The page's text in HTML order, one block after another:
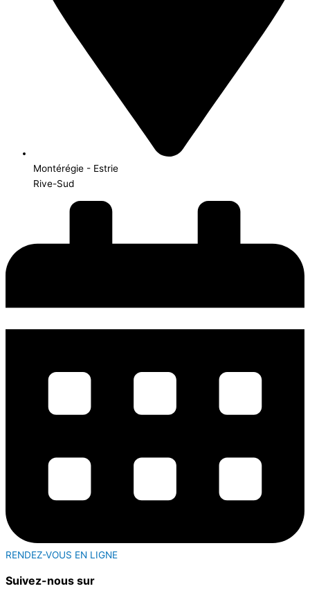
Montérégie - Estrie
Rive-Sud
RENDEZ-VOUS EN LIGNE
Suivez-nous sur